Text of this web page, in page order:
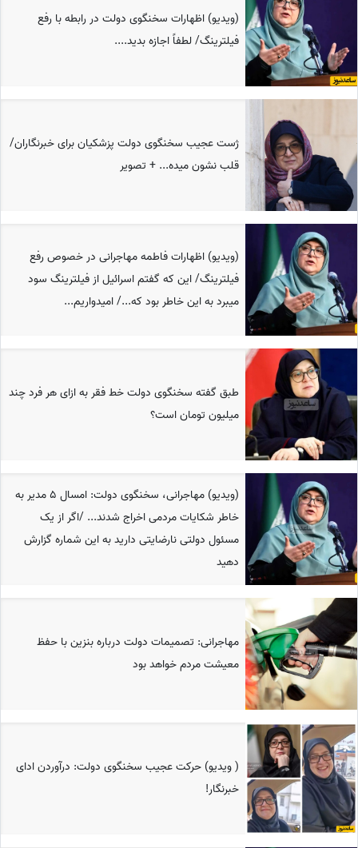
(ویدیو) اظهارات سخنگوی دولت در رابطه با رفع
فیلترینگ/ لطفاً اجازه بدید....
ژست عجیب سخنگوی دولت پزشکیان برای خبرنگاران/
قلب نشون میده... + تصویر
(ویدیو)‌ اظهارات فاطمه مهاجرانی در خصوص رفع
فیلترینگ/ این که گفتم اسرائیل از فیلترینگ سود
میبرد به این خاطر بود که.../ امیدواریم...
طبق گفته سخنگوی دولت خط فقر به ازای هر فرد چند
میلیون تومان است؟
(ویدیو) مهاجرانی، سخنگوی دولت: امسال 5 مدیر به
خاطر شکایات مردمی اخراج شدند... /اگر از یک
مسئول دولتی نارضایتی دارید به این شماره گزارش
دهید
مهاجرانی: تصمیمات دولت درباره بنزین با حفظ
معیشت مردم خواهد بود
( ویدیو) حرکت عجیب سخنگوی دولت: درآوردن ادای
خبرنگار!‎